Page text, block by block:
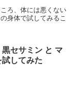
ろ、体には悪くない
身体で試してみるこ
セサミン と マ
してみた